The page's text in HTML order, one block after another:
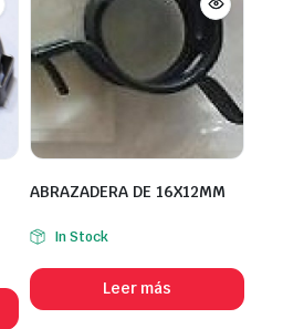
ABRAZADERA DE 16X12MM
In Stock
Leer más